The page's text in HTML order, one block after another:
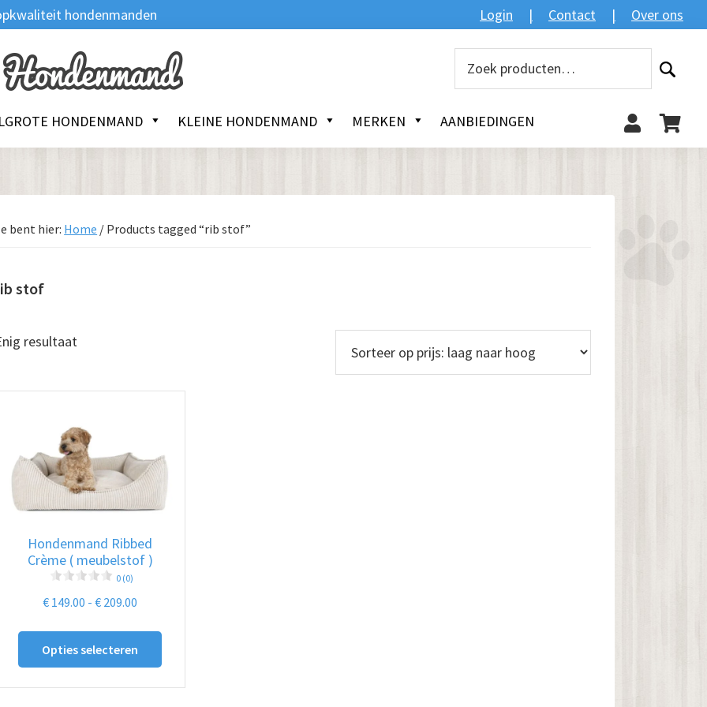
hondenmanden Login Contact Over ons
Zoeken
HONDENMAND KLEINE HONDENMAND MERKEN AANBIEDINGEN
bent hier: Home / Products tagged “rib stof”
stof
resultaat
Hondenmand Ribbed
Crème ( meubelstof )
0 (0)
€ 149.00 - € 209.00
€ 209.00
Opties selecteren
Dit